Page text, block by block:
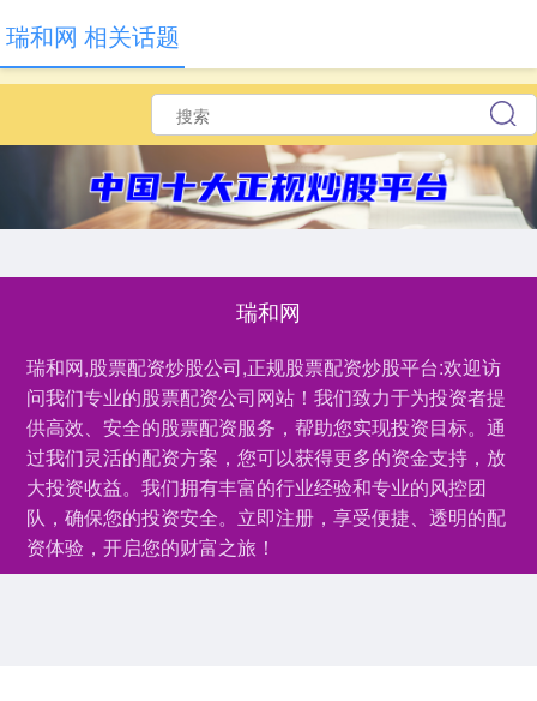
瑞和网
瑞和网,股票配资炒股公司,正规股票配资炒股平台:欢迎访
问我们专业的股票配资公司网站！我们致力于为投资者提
供高效、安全的股票配资服务，帮助您实现投资目标。通
过我们灵活的配资方案，您可以获得更多的资金支持，放
大投资收益。我们拥有丰富的行业经验和专业的风控团
队，确保您的投资安全。立即注册，享受便捷、透明的配
资体验，开启您的财富之旅！
瑞和网 相关话题